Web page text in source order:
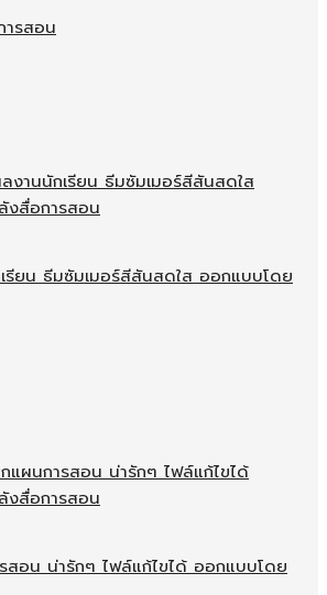
รสอน
รียน ธีมซัมเมอร์สีสันสดใส ออกแบบโดย
สอน น่ารักๆ ไฟล์แก้ไขได้ ออกแบบโดย